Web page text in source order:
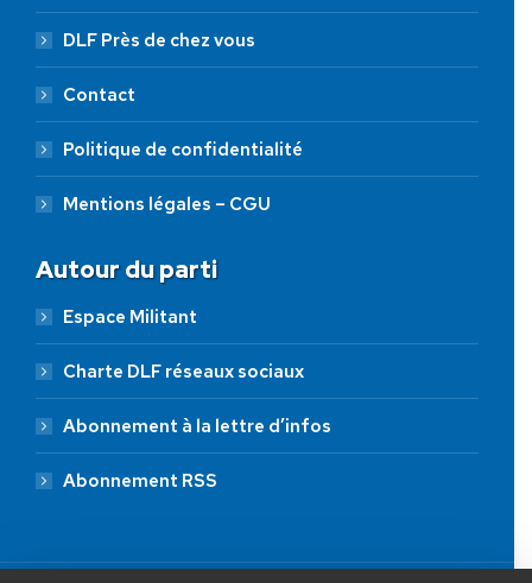
DLF Près de chez vous
Contact
Politique de confidentialité
Mentions légales – CGU
Autour du parti
Espace Militant
Charte DLF réseaux sociaux
Abonnement à la lettre d’infos
Abonnement RSS